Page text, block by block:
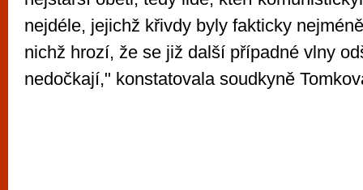
nejdéle, jejichž křivdy byly fakticky
nichž hrozí, že se již další případné vlny
nedočkají," konstatovala soudkyně